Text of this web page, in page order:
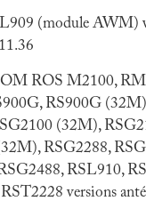
(module AWM)
ROS M2100,
RS900G
(32M),
RSG2288,
RSL910,
versions